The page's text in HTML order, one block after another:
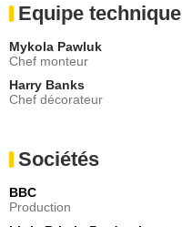
Equipe technique
Mykola Pawluk
Chef monteur
Harry Banks
Chef décorateur
Sociétés
BBC
Production